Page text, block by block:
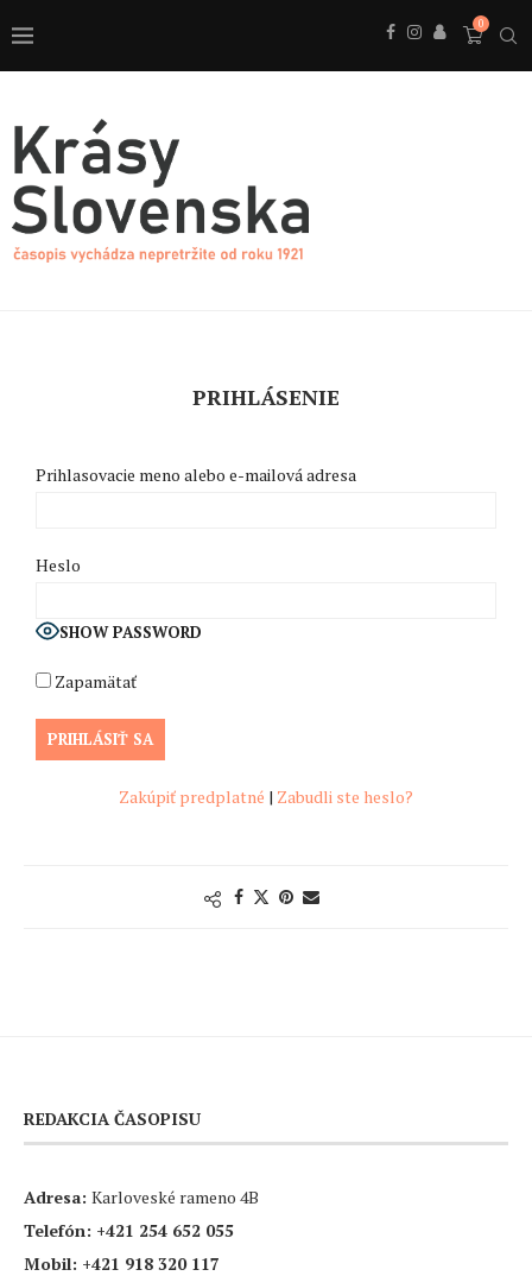
0
PRIHLÁSENIE
Prihlasovacie meno alebo e-mailová adresa
Heslo
SHOW PASSWORD
Zapamätať
Zakúpiť predplatné | Zabudli ste heslo?
REDAKCIA ČASOPISU
Adresa: Karloveské rameno 4B
Telefón: +421 254 652 055
Mobil: +421 918 320 117